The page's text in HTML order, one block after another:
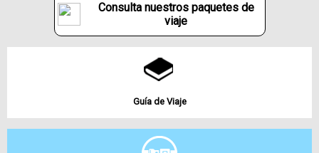
Consulta nuestros paquetes de
viaje
Guía de Viaje